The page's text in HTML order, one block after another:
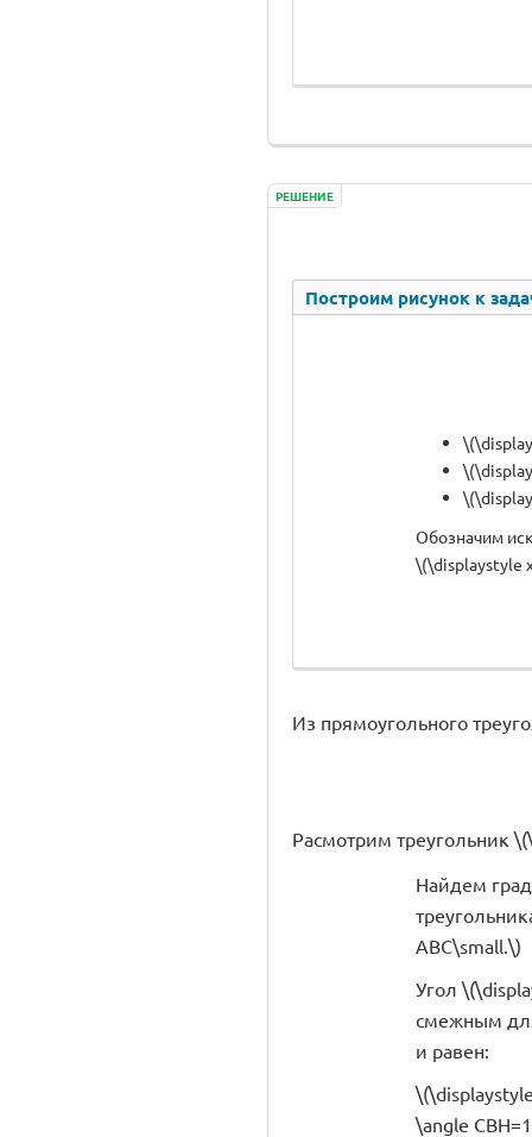
РЕШЕНИЕ
Построим рисунок к
Обозначим
\(\displaystyle
Из прямоугольного
Расмотрим треугольник
Найдем
ABC\small.\)
Угол
смежным
и равен:
\angle